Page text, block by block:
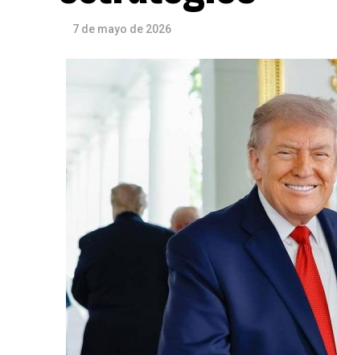
7 de mayo de 2026